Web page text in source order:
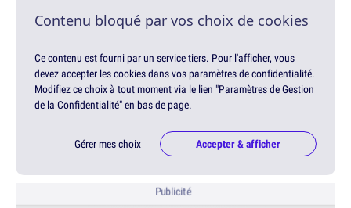
Contenu bloqué par vos choix de cookies
Ce contenu est fourni par un service tiers. Pour l'afficher, vous
devez accepter les cookies dans vos paramètres de confidentialité.
Modifiez ce choix à tout moment via le lien "Paramètres de Gestion
de la Confidentialité" en bas de page.
Gérer mes choix Accepter & afficher
Publicité